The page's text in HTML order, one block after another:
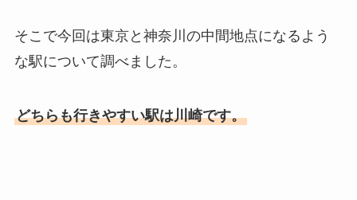
そこで今回は東京と神奈川の中間地点になるよう
な駅について調べました。
どちらも行きやすい駅は川崎です。